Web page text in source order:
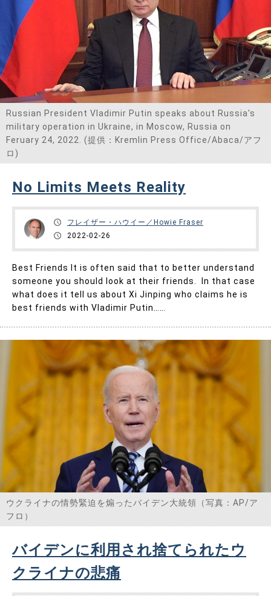
Russian President Vladimir Putin speaks about Russia's
military operation in Ukraine, in Moscow, Russia on
Feruary 24, 2022. (提供：Kremlin Press Office/Abaca/アフ
ロ)
No Limits Meets Reality
フレイザー・ハウイー／Howie Fraser
2022-02-26
Best Friends It is often said that to better understand
someone you should look at their friends. In that case
what does it tell us about Xi Jinping who claims he is
best friends with Vladimir Putin……
ウクライナの情勢緊迫を煽ったバイデン大統領（写真：AP/ア
フロ）
バイデンに利用され捨てられたウ
クライナの悲痛